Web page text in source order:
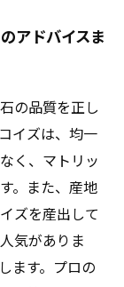
アドバイスま
の品質を正し
イズは、均一
く、マトリッ
。また、産地
ズを産出して
気がありま
ます。プロの